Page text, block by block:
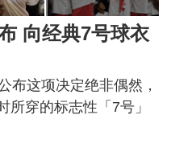
向经典7号球衣
布这项决定绝非偶然，
所穿的标志性「7号」